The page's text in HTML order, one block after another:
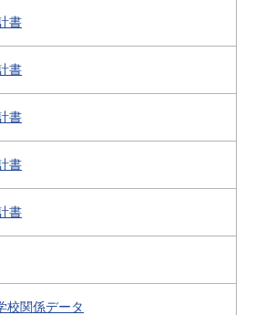
書
書
書
書
書
関係データ